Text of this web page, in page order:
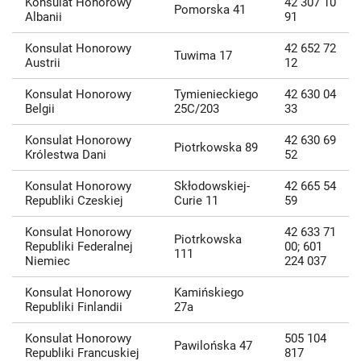
Albanii
Pomorska 41
91
Konsulat Honorowy
Austrii
Tuwima 17
42 652 72
12
Konsulat Honorowy
Belgii
Tymienieckiego
25C/203
42 630 04
33
Konsulat Honorowy
Królestwa Dani
Piotrkowska 89
42 630 69
52
Konsulat Honorowy
Republiki Czeskiej
Skłodowskiej-
Curie 11
42 665 54
59
Konsulat Honorowy
Republiki Federalnej
Niemiec
Piotrkowska
111
42 633 71
00; 601
224 037
Konsulat Honorowy
Republiki Finlandii
Kamińskiego
27a
Konsulat Honorowy
Republiki Francuskiej
Pawilońska 47
505 104
817